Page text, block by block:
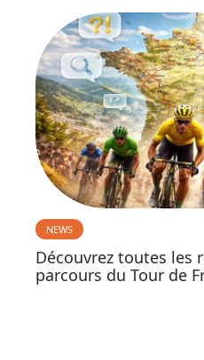
NEWS
Découvrez toutes les
parcours du Tour de